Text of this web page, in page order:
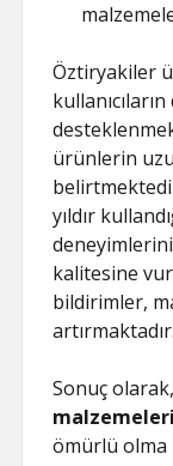
Öztiryakiler
ürünlerin
yıldır
kalitesine
bildirimler,
artırmaktadır.
Sonuç
malzemeleri
ömürlü olma